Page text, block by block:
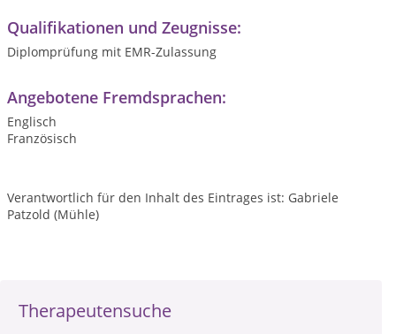
Therapeutensuche
Qualifikationen und Zeugnisse:
Diplomprüfung mit EMR-Zulassung
Angebotene Fremdsprachen:
Englisch
Französisch
Verantwortlich für den Inhalt des Eintrages ist: Gabriele
Patzold (Mühle)